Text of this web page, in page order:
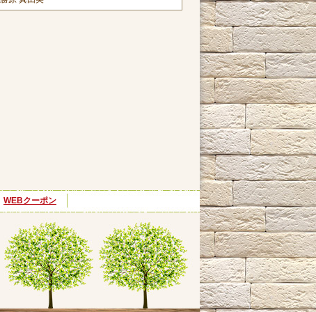
WEBクーポン